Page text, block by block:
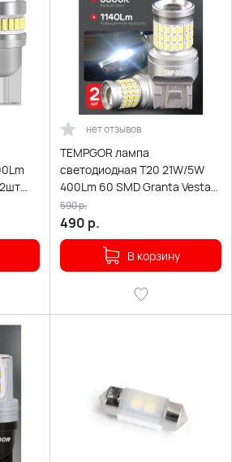
нет отзывов
TEMPGOR лампа
светодиодная T20 21W/5W
400Lm 60 SMD Granta Vesta
Renault биполярн белая 1шт
гар 1мес
490 р.
590р.
В корзину